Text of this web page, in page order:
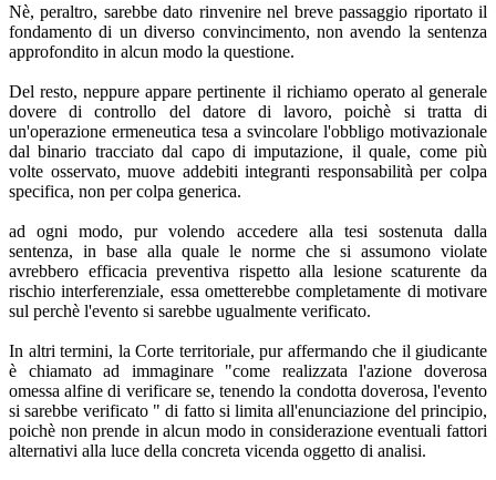
Nè, peraltro, sarebbe dato rinvenire nel breve passaggio riportato il
fondamento di un diverso convincimento, non avendo la sentenza
approfondito in alcun modo la questione.
Del resto, neppure appare pertinente il richiamo operato al generale
dovere di controllo del datore di lavoro, poichè si tratta di
un'operazione ermeneutica tesa a svincolare l'obbligo motivazionale
dal binario tracciato dal capo di imputazione, il quale, come più
volte osservato, muove addebiti integranti responsabilità per colpa
specifica, non per colpa generica.
ad ogni modo, pur volendo accedere alla tesi sostenuta dalla
sentenza, in base alla quale le norme che si assumono violate
avrebbero efficacia preventiva rispetto alla lesione scaturente da
rischio interferenziale, essa ometterebbe completamente di motivare
sul perchè l'evento si sarebbe ugualmente verificato.
In altri termini, la Corte territoriale, pur affermando che il giudicante
è chiamato ad immaginare "come realizzata l'azione doverosa
omessa alfine di verificare se, tenendo la condotta doverosa, l'evento
si sarebbe verificato " di fatto si limita all'enunciazione del principio,
poichè non prende in alcun modo in considerazione eventuali fattori
alternativi alla luce della concreta vicenda oggetto di analisi.